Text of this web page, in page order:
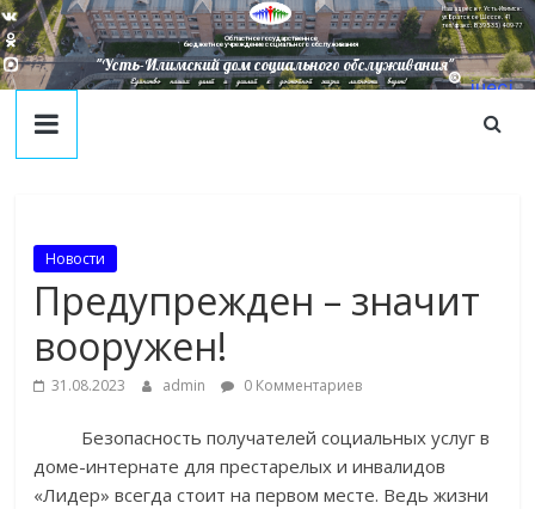
Областное государственное
бюджетное учреждение социального обслуживания
juecj
@mail
"Усть-Илимский дом социального обслуживания"
Наш адрес в г. Усть-Илимск:
ул. Братское Шоссе, 41
тел/факс: 8(395-35) 4-09-77
Единство наших целей и усилий к достойной жизни личности ведет!
Новости
Предупрежден – значит
вооружен!
31.08.2023 admin 0 Комментариев
Безопасность получателей социальных услуг в
доме-интернате для престарелых и инвалидов
«Лидер» всегда стоит на первом месте. Ведь жизни